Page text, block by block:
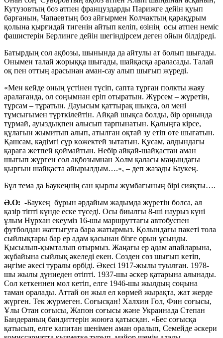
Кутузовтың боз атпен француздарды Парижге дейін қуып
барғанын, Чапаевтың боз айғырмен Колчактың қарақұрым
қолына қырғидай тигенін айтып келіп, өзінің осы атпен неміс
фашистерін Берлинге дейін шегіндірсем деген ойын білдіреді.
Батырдың сол ақбозы, шынында да айтулы ат болып шығады.
Онымен талай жорыққа шығады, шайқасқа араласады. Талай
оқ пен оттың арасынан аман-сау алып шығып жүреді.
«Мен кейде оның үстінен түсіп, сапта тұрған полкты жаяу
аралағанда, ол соңымнан еріп отыратын. Жүрсем – жүретін,
тұрсам – тұратын. Дауысым қаттырақ шықса, ол мені
тұмсығымен түрткілейтін. Айқай шықса болды, бір орнында
тұрмай, ауыздықпен алысып тарпынатын. Қалыңға кірсе,
құлағын жымитып алып, атылған оқтай зу етіп өте шығатын.
Қашсам, кәдімгі сұр көжектей зытатын. Қусам, алдындағы
қараға жетпей қоймайтын. Небір айқай-шайқастан аман
шығып жүрген сол ақбозымнан Холм қаласы маңындағы
қырғын шайқаста айырылдым….», – деп жазады Баукең.
Бұл тема да Баукеңнің сан қырлы жұмбағының бірі сияқты….
Ә.О: -Баукең бұрын әрдайым жадымда жүретін болса, ал
қазір тіпті күнде еске түседі. Осы биылғы 8-ші наурыз күні
ұлым Нұрхан екеуміз 16-шы маршруттағы автобуспен
футболдан жаттығуға бара жатырмыз. Қолындағы пакеті тола
сыйлықтары бар ер адам қасынан бізге орын ұсынды.
Қысылып-қымталып отырмыз. Жаңағы ер адам апайларына,
жұбайына сыйлық әкеледі екен. Сөзден сөз шығып кетіп,
әңгіме әкесі туралы өрбіді. Әкесі 1917-жылы туылған. 1978-
шы жылы дүниеден өтіпті. 1937-шы әскер қатарына алынады.
Сол кеткеннен мол кетіп, елге 1946-шы жылдың соңына
таман оралады. Аттай он жыл ел көрмей жырақта, жат жерде
жүрген. Тек жүрмеген. Соғысқан! Халхин Гол, Фин соғысы,
Ұлы Отан соғысы, Жапон соғысы және Украинада Степан
Бандераның бандиттерін жоюға қатысқан. «Бес соғысқа
қатысып, елге капитан шенімен аман оралып, Семейде әскери